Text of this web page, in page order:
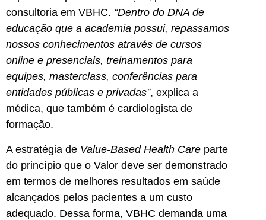
consultoria em VBHC. “Dentro do DNA de
educação que a academia possui, repassamos
nossos conhecimentos através de cursos
online e presenciais, treinamentos para
equipes, masterclass, conferências para
entidades públicas e privadas”, explica a
médica, que também é cardiologista de
formação.
A estratégia de Value-Based Health Care parte
do princípio que o Valor deve ser demonstrado
em termos de melhores resultados em saúde
alcançados pelos pacientes a um custo
adequado. Dessa forma, VBHC demanda uma